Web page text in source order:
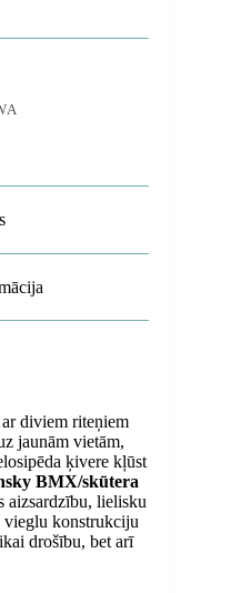
diviem riteņiem
jaunām vietām,
ķivere kļūst
BMX/skūtera
aizsardzību, lielisku
konstrukciju
drošību, bet arī